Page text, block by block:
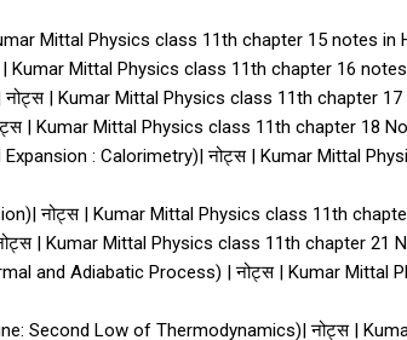
Mittal Physics class 11th chapter 15 notes in
| Kumar Mittal Physics class 11th chapter 16
| नोट्स | Kumar Mittal Physics class 11th chapter
| Kumar Mittal Physics class 11th chapter 18
Expansion : Calorimetry)| नोट्स | Kumar Mittal
नोट्स | Kumar Mittal Physics class 11th
| Kumar Mittal Physics class 11th chapter 21
and Adiabatic Process) | नोट्स | Kumar
Second Low of Thermodynamics)| नोट्स |